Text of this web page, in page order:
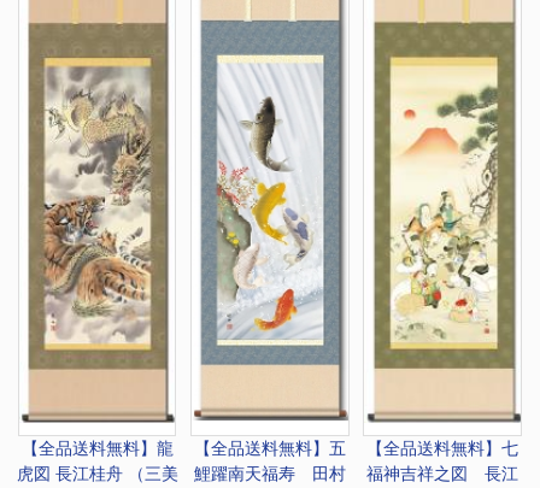
【全品送料無料】 龍
虎図 長江桂舟 （三美
【全品送料無料】 五
鯉躍南天福寿 田村
【全品送料無料】七
福神吉祥之図 長江